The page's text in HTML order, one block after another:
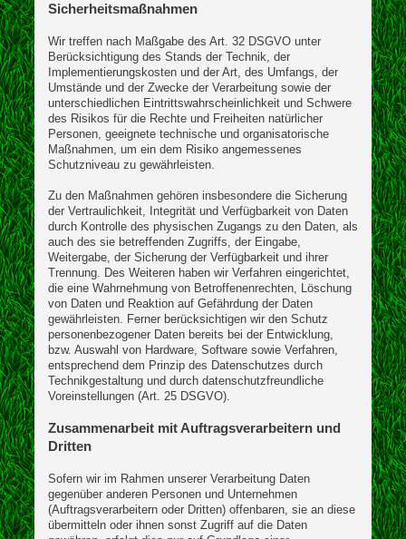
Sicherheitsmaßnahmen
Wir treffen nach Maßgabe des Art. 32 DSGVO unter
Berücksichtigung des Stands der Technik, der
Implementierungskosten und der Art, des Umfangs, der
Umstände und der Zwecke der Verarbeitung sowie der
unterschiedlichen Eintrittswahrscheinlichkeit und Schwere
des Risikos für die Rechte und Freiheiten natürlicher
Personen, geeignete technische und organisatorische
Maßnahmen, um ein dem Risiko angemessenes
Schutzniveau zu gewährleisten.
Zu den Maßnahmen gehören insbesondere die Sicherung
der Vertraulichkeit, Integrität und Verfügbarkeit von Daten
durch Kontrolle des physischen Zugangs zu den Daten, als
auch des sie betreffenden Zugriffs, der Eingabe,
Weitergabe, der Sicherung der Verfügbarkeit und ihrer
Trennung. Des Weiteren haben wir Verfahren eingerichtet,
die eine Wahrnehmung von Betroffenenrechten, Löschung
von Daten und Reaktion auf Gefährdung der Daten
gewährleisten. Ferner berücksichtigen wir den Schutz
personenbezogener Daten bereits bei der Entwicklung,
bzw. Auswahl von Hardware, Software sowie Verfahren,
entsprechend dem Prinzip des Datenschutzes durch
Technikgestaltung und durch datenschutzfreundliche
Voreinstellungen (Art. 25 DSGVO).
Zusammenarbeit mit Auftragsverarbeitern und
Dritten
Sofern wir im Rahmen unserer Verarbeitung Daten
gegenüber anderen Personen und Unternehmen
(Auftragsverarbeitern oder Dritten) offenbaren, sie an diese
übermitteln oder ihnen sonst Zugriff auf die Daten